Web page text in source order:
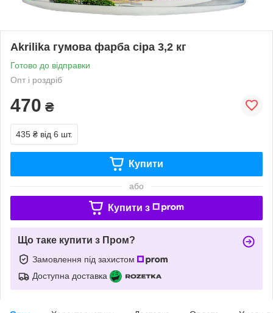
Akrilika гумова фарба сіра 3,2 кг
Готово до відправки
Опт і роздріб
470 ₴
435 ₴ від 6 шт.
Купити
або
Купити з
Що таке купити з Пром?
Замовлення під захистом
Доступна доставка